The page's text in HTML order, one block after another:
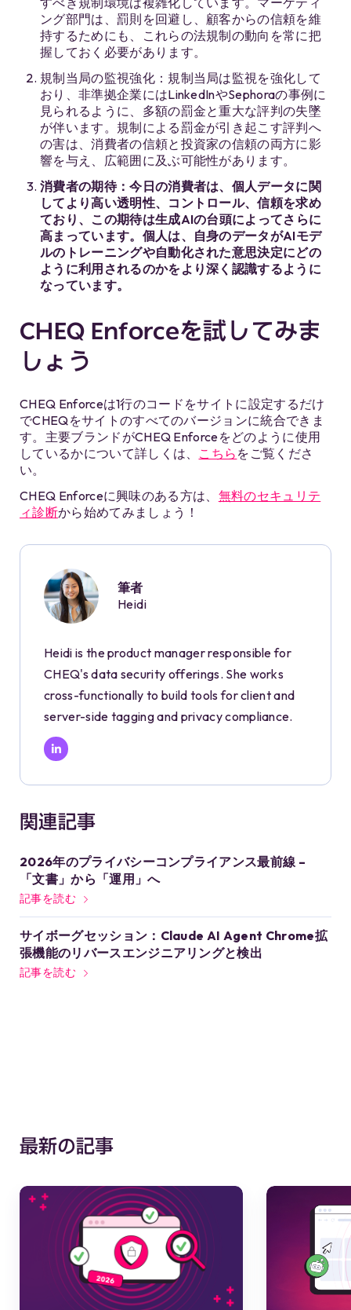
ング部門は、罰則を回避し、顧客からの信頼を維
持するためにも、これらの法規制の動向を常に把
握しておく必要があります。
規制当局の監視強化：規制当局は監視を強化して
おり、非準拠企業にはLinkedInやSephoraの事例に
見られるように、多額の罰金と重大な評判の失墜
が伴います。規制による罰金が引き起こす評判へ
の害は、消費者の信頼と投資家の信頼の両方に影
響を与え、広範囲に及ぶ可能性があります。
消費者の期待：今日の消費者は、個人データに関
してより高い透明性、コントロール、信頼を求め
ており、この期待は生成AIの台頭によってさらに
高まっています。個人は、自身のデータがAIモデ
ルのトレーニングや自動化された意思決定にどの
ように利用されるのかをより深く認識するように
なっています。
CHEQ Enforceを試してみま
しょう
CHEQ Enforceは1行のコードをサイトに設定するだけ
でCHEQをサイトのすべてのバージョンに統合できま
す。主要ブランドがCHEQ Enforceをどのように使用
しているかについて詳しくは、 こちら をご覧くださ
い。
CHEQ Enforceに興味のある方は、 無料のセキュリテ
ィ診断から始めてみましょう！
筆者
Heidi
Heidi is the product manager responsible for
CHEQ's data security offerings. She works
cross-functionally to build tools for client and
server-side tagging and privacy compliance.
関連記事
2026年のプライバシーコンプライアンス最前線 –
「文書」から「運用」へ
記事を読む
サイボーグセッション：Claude AI Agent Chrome拡
張機能のリバースエンジニアリングと検出
記事を読む
最新の記事